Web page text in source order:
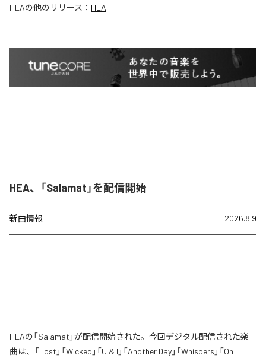
HEAの他のリリース： HEA
HEA、「Salamat」を配信開始
新曲情報 2026.8.9
HEAの「Salamat」が配信開始された。今回デジタル配信された楽
曲は、「Lost」「Wicked」「U & I」「Another Day」「Whispers」「Oh